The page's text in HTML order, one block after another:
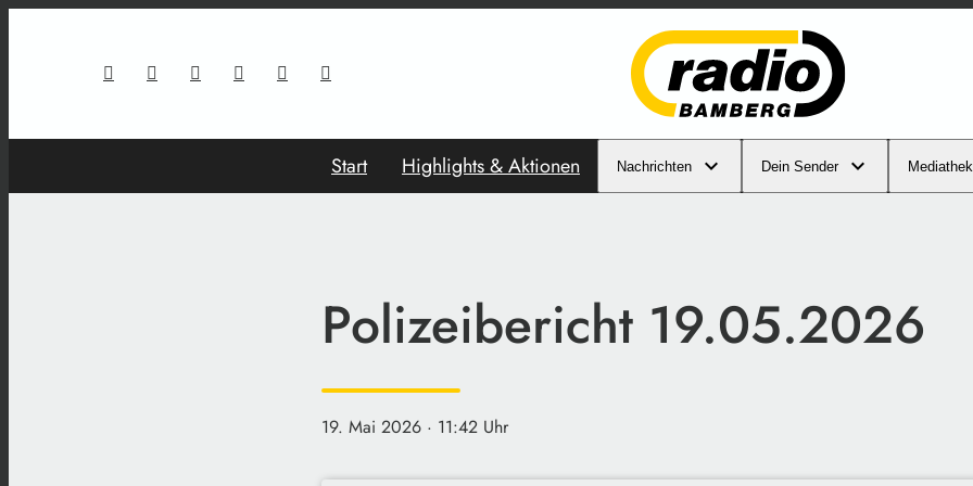
Start Highlights & Aktionen Nachrichten Dein Sender Mediathek
Polizeibericht 19.05.2026
19. Mai 2026 · 11:42 Uhr